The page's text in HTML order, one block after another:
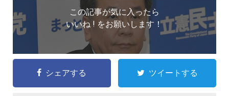
この記事が気に入ったら
いいね ! をお願いします！
シェアする ツイートする